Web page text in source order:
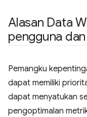
Alasan Data
pengguna
Pemangku
dapat memiliki
dapat menyatukan
pengoptimalan